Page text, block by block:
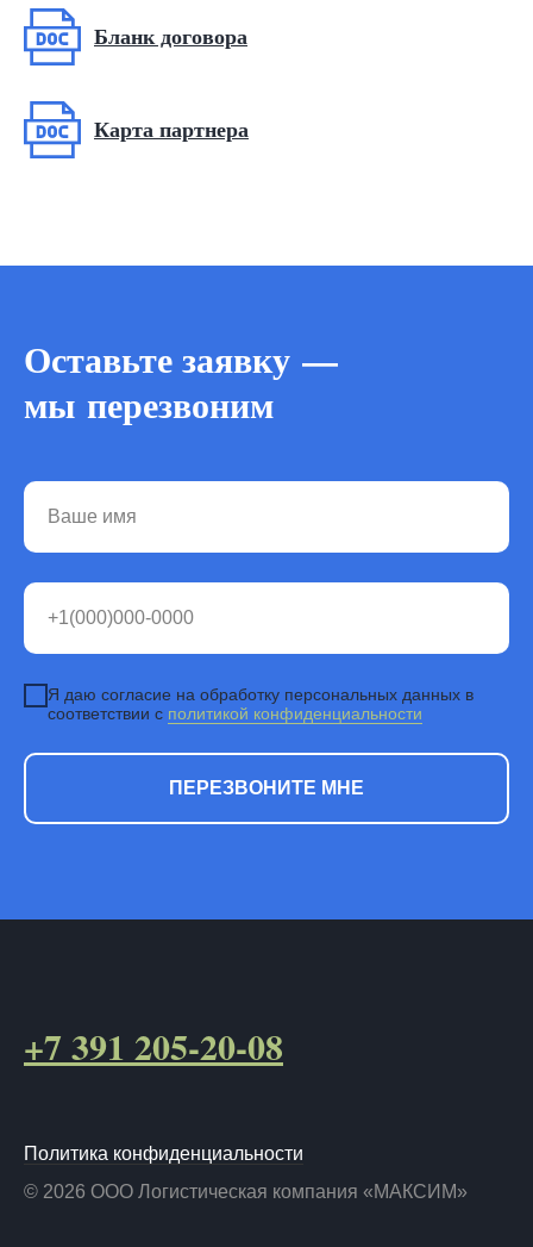
Бланк договора
Карта партнера
Оставьте заявку —
мы перезвоним
Я даю согласие на обработку персональных данных в
соответствии с политикой конфиденциальности
ПЕРЕЗВОНИТЕ МНЕ
+7 391 205-20-08
Политика конфиденциальности
© 2026 ООО Логистическая компания «МАКСИМ»